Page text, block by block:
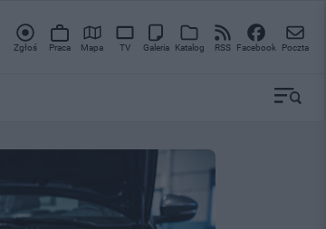
Zgłoś Praca Mapa TV Galeria Katalog RSS Facebook Poczta